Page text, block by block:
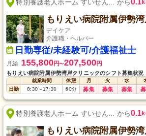
特別養護老人ホーム すいせん... から0.1
もりえい病院附属伊勢
デイケア
介護職・ヘルパー
日勤専従/未経験可/介護福祉士
月給 155,800円〜207,500円
もりえい病院附属伊勢湾岸クリニックのシフト募集状況
就業時間 休憩 月 火 水
日勤
8:30～ 17:30 60分 募集 募集 募集
特別養護老人ホーム すいせん... から0.1
もりえい病院附属伊勢